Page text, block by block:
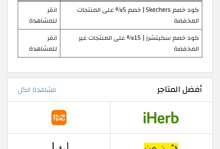
كود خصم Skechers | خصم 5% على المنتجات
المخفضة
انقر
للمشاهدة
كود خصم سكيتشرز | 15% على المنتجات غير
المخفضة
انقر
للمشاهدة
أفضل المتاجر مشاهدة الكل